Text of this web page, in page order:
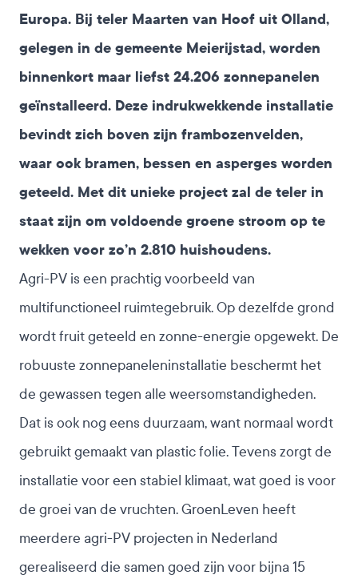
Europa. Bij teler Maarten van Hoof uit Olland,
gelegen in de gemeente Meierijstad, worden
binnenkort maar liefst 24.206 zonnepanelen
geïnstalleerd. Deze indrukwekkende installatie
bevindt zich boven zijn frambozenvelden,
waar ook bramen, bessen en asperges worden
geteeld. Met dit unieke project zal de teler in
staat zijn om voldoende groene stroom op te
wekken voor zo’n 2.810 huishoudens.
Agri-PV is een prachtig voorbeeld van
multifunctioneel ruimtegebruik. Op dezelfde grond
wordt fruit geteeld en zonne-energie opgewekt. De
robuuste zonnepaneleninstallatie beschermt het
de gewassen tegen alle weersomstandigheden.
Dat is ook nog eens duurzaam, want normaal wordt
gebruikt gemaakt van plastic folie. Tevens zorgt de
installatie voor een stabiel klimaat, wat goed is voor
de groei van de vruchten. GroenLeven heeft
meerdere agri-PV projecten in Nederland
gerealiseerd die samen goed zijn voor bijna 15